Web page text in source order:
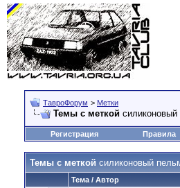
ТавроФорум > Метки
Темы с меткой
Регистрация Правила
Темы с меткой силиконовый
Тема / Автор